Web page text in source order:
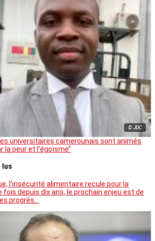
© JDC
universitaires camerounais sont animés
la peur et l’égoïsme’’
lus
l’insécurité alimentaire recule pour la
fois depuis dix ans, le prochain enjeu est de
progrès…